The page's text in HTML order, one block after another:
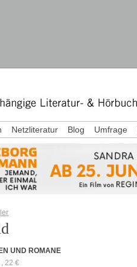
UND ROMANE
, 22 €
Netzliteratur Blog Umfrage